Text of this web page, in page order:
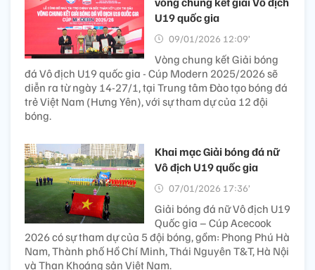
U19 quốc gia
09/01/2026 12:09’
Vòng chung kết Giải bóng
đá Vô địch U19 quốc gia - Cúp Modern 2025/2026 sẽ
diễn ra từ ngày 14-27/1, tại Trung tâm Đào tạo bóng đá
trẻ Việt Nam (Hưng Yên), với sự tham dự của 12 đội
bóng.
Khai mạc Giải bóng đá nữ
Vô địch U19 quốc gia
07/01/2026 17:36’
Giải bóng đá nữ Vô địch U19
Quốc gia – Cúp Acecook
2026 có sự tham dự của 5 đội bóng, gồm: Phong Phú Hà
Nam, Thành phố Hồ Chí Minh, Thái Nguyên T&T, Hà Nội
và Than Khoáng sản Việt Nam.